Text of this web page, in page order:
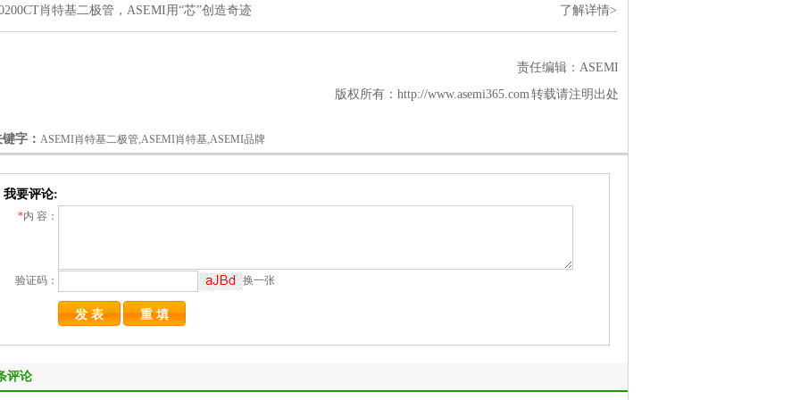
肖特基二极管，ASEMI用“芯”创造奇迹 了解详情>
责任编辑：ASEMI
版权所有：http://www.asemi365.com 转载请注明出处
字： ASEMI肖特基二极管,ASEMI肖特基,ASEMI品牌
我要评论:
*内 容：
验证码： 换一张
评论